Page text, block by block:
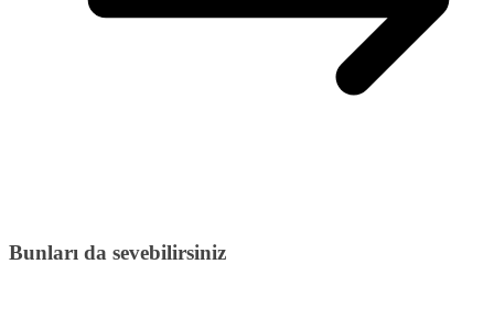
Bunları da sevebilirsiniz